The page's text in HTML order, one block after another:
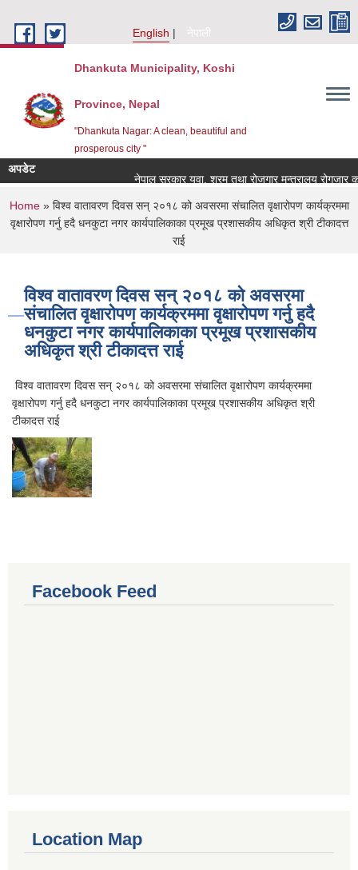
English
नेपाली
Dhankuta Municipality, Koshi
Province, Nepal
"Dhankuta Nagar: A clean, beautiful and
prosperous city "
अपडेट
नेपाल सरकार युवा, श्रम तथा रोजगार मन्त्रालय रोगजार
You are here
Home» विश्व वातावरण दिवस सन् २०१८ को अवसरमा संचालित वृक्षारोपण कार्यक्रममा
वृक्षारोपण गर्नु हदै धनकुटा नगर कार्यपालिकाका प्रमूख प्रशासकीय अधिकृत श्री टीकादत्त
राई
विश्व वातावरण दिवस सन् २०१८ को अवसरमा
संचालित वृक्षारोपण कार्यक्रममा वृक्षारोपण गर्नु हदै
धनकुटा नगर कार्यपालिकाका प्रमूख प्रशासकीय
अधिकृत श्री टीकादत्त राई
विश्व वातावरण दिवस सन् २०१८ को अवसरमा संचालित वृक्षारोपण कार्यक्रममा
वृक्षारोपण गर्नु हदै धनकुटा नगर कार्यपालिकाका प्रमूख प्रशासकीय अधिकृत श्री
टीकादत्त राई
Facebook Feed
Location Map